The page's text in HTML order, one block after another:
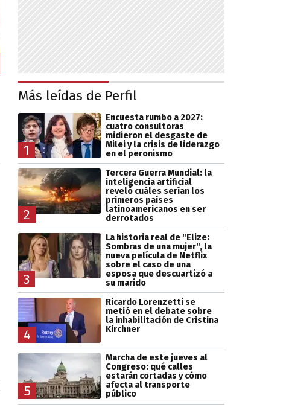
Más leídas de Perfil
1
Encuesta rumbo a 2027:
cuatro consultoras
midieron el desgaste de
Milei y la crisis de liderazgo
en el peronismo
2
Tercera Guerra Mundial: la
inteligencia artificial
reveló cuáles serían los
primeros países
latinoamericanos en ser
derrotados
3
La historia real de "Elize:
Sombras de una mujer", la
nueva película de Netflix
sobre el caso de una
esposa que descuartizó a
su marido
4
Ricardo Lorenzetti se
metió en el debate sobre
la inhabilitación de Cristina
Kirchner
5
Marcha de este jueves al
Congreso: qué calles
estarán cortadas y cómo
afecta al transporte
público